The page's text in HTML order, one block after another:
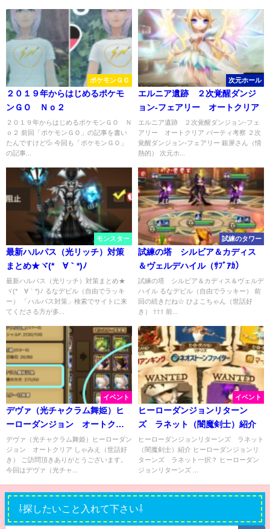
ポケモンＧＯ
２０１９年からはじめるポケモ
ンＧＯ Ｎｏ２
２０１９年からはじめるポケモンＧＯ Ｎ
ｏ２ 前回「ポケモンＧＯ」の記事を書い
たんですけど💦 今回も「ポケモンＧＯ」
の記事...
次元ホール
エルニア遺跡 ２次覚醒ダンジ
ョン-フェアリー オートクリア
エルニア遺跡 ２次覚醒ダンジョン-フェ
アリー オートクリア パーティ考察 ２次
覚醒ダンジョン-フェアリー 銀屏さん（情
熱的） 次元ホ...
モンスター
最新ハルパス（光リッチ）対策
まとめ★ヾ(*´∀｀*)ﾉ
最新ハルパス（光リッチ）対策まとめ★
ヾ(*´∀｀*)ﾉ るなデビル（自由でラッキ
ー） 「ハルパス対策」検索でサイトに来
てくださる方が多...
試練のタワー
試練の塔 シルビア＆カディス
＆ヴェルデハイル（ｻﾌﾞｱｶ）
試練の塔 シルビア＆カディス＆ヴェルデ
ハイル るなデビル（自由でラッキー） 前
回の続きだね☆ ひよこちゃん（世話好
き） ⇧⇧⇧ 前...
イベント
デヴァ（光チャクラム舞姫）ヒ
ーローダンジョン オートクリ
ア
デヴァ（光チャクラム舞姫）ヒーローダン
ジョン オートクリア しゃみえ（世話好
き） ご訪問頂きありがとうございます。
今回はデヴァ（光チャ...
イベント
ヒーローダンジョンリターン
ズ ラネット（闇魔剣士）紹介
ヒーローダンジョンリターンズ ラネット
（闇魔剣士）紹介 ヒーローダンジョンリ
ターンズ ラネット一択？ ヒーローダン
ジョンリターンズ ...
⇩探したいこと入れて下さい⇩